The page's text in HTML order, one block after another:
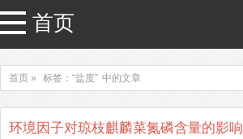
首页
首页 » 标签：“盐度” 中的文章
环境因子对琼枝麒麟菜氮磷含量的影响